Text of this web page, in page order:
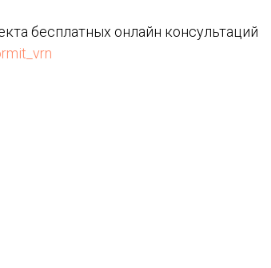
бесплатных онлайн консультаций